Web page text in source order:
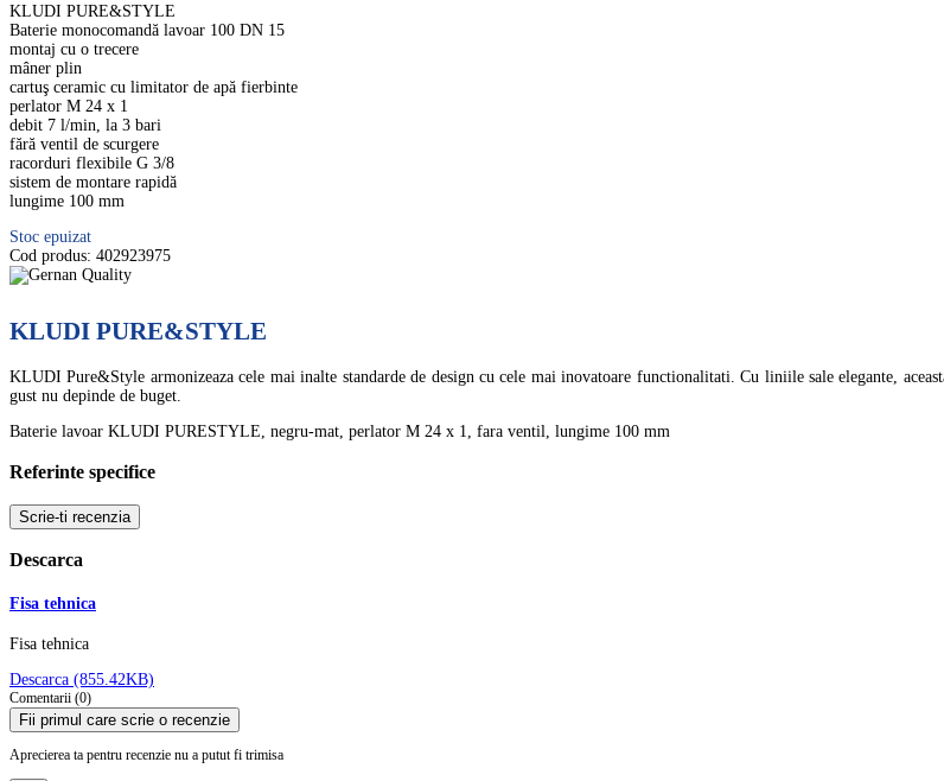
KLUDI PURE&STYLE
Baterie monocomandă lavoar 100 DN 15
montaj cu o trecere
mâner plin
cartuş ceramic cu limitator de apă fierbinte
perlator M 24 x 1
debit 7 l/min, la 3 bari
fără ventil de scurgere
racorduri flexibile G 3/8
sistem de montare rapidă
lungime 100 mm
Stoc epuizat
Cod produs: 402923975
KLUDI PURE&STYLE
KLUDI Pure&Style armonizeaza cele mai inalte standarde de design cu cele mai inovatoare functionalitati. Cu liniile sale elegante,
gust nu depinde de buget.
Baterie lavoar KLUDI PURESTYLE, negru-mat, perlator M 24 x 1, fara ventil, lungime 100 mm
Referinte specifice
Scrie-ti recenzia
Descarca
Fisa tehnica
Fisa tehnica
Descarca (855.42KB)
Comentarii (0)
Fii primul care scrie o recenzie
Aprecierea ta pentru recenzie nu a putut fi trimisa